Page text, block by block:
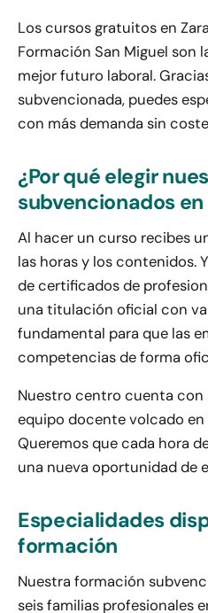
Los cursos gratuitos en
Formación San Miguel son
mejor futuro laboral.
subvencionada, puedes
con más demanda sin
¿Por qué elegir
subvencionados en
Al hacer un curso recibes
las horas y los contenidos.
de certificados de
una titulación oficial con
fundamental para que las
competencias de forma
Nuestro centro cuenta con
equipo docente volcado en
Queremos que cada hora
una nueva oportunidad de
Especialidades
formación
Nuestra formación
seis familias profesionales